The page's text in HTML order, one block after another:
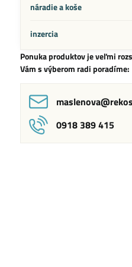
náradie a koše
inzercia
Ponuka produktov je veľmi
Vám s výberom radi poradíme:
0918 389 415